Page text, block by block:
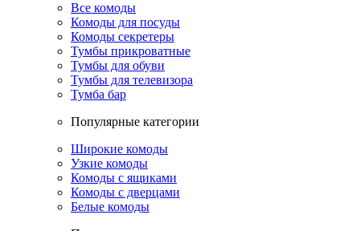
Все комоды
Комоды для посуды
Комоды секретеры
Тумбы прикроватные
Тумбы для обуви
Тумбы для телевизора
Тумба бар
Популярные категории
Широкие комоды
Узкие комоды
Комоды с ящиками
Комоды с дверцами
Белые комоды